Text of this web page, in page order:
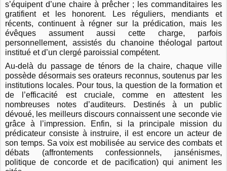
s’équipent d’une chaire à prêcher ; les commanditaires les
gratifient et les honorent. Les réguliers, mendiants et
récents, continuent à régner sur la prédication, mais les
évêques assument aussi cette charge, parfois
personnellement, assistés du chanoine théologal partout
institué et d’un clergé paroissial compétent.
Au-delà du passage de ténors de la chaire, chaque ville
possède désormais ses orateurs reconnus, soutenus par les
institutions locales. Pour tous, la question de la formation et
de l’efficacité est cruciale, comme en attestent les
nombreuses notes d’auditeurs. Destinés à un public
dévoué, les meilleurs discours connaissent une seconde vie
grâce à l’impression. Enfin, si la principale mission du
prédicateur consiste à instruire, il est encore un acteur de
son temps. Sa voix est mobilisée au service des combats et
débats (affrontements confessionnels, jansénismes,
politique de concorde et de pacification) qui animent les